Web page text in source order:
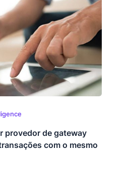
provedor de gateway
com o mesmo